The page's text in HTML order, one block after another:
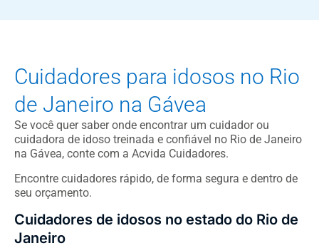
Cuidadores para idosos no Rio
de Janeiro na Gávea
Se você quer saber onde encontrar um cuidador ou
cuidadora de idoso treinada e confiável no Rio de Janeiro
na Gávea, conte com a Acvida Cuidadores.
Encontre cuidadores rápido, de forma segura e dentro de
seu orçamento.
Cuidadores de idosos no estado do Rio de
Janeiro